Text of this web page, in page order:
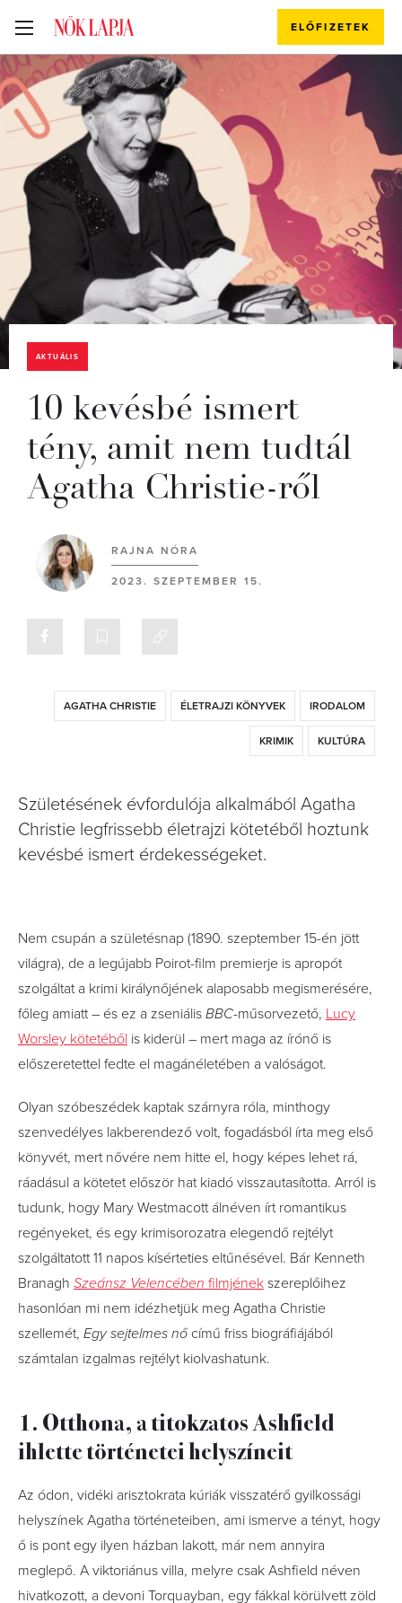
ELŐFIZETEK
AKTUÁLIS
10 kevésbé ismert
tény, amit nem tudtál
Agatha Christie-ről
RAJNA NÓRA
2023. SZEPTEMBER 15.
AGATHA CHRISTIE ÉLETRAJZI KÖNYVEK IRODALOM
KRIMIK KULTÚRA
Születésének évfordulója alkalmából Agatha
Christie legfrissebb életrajzi kötetéből hoztunk
kevésbé ismert érdekességeket.
Nem csupán a születésnap (1890. szeptember 15-én jött
világra), de a legújabb Poirot-film premierje is apropót
szolgáltat a krimi királynőjének alaposabb megismerésére,
főleg amiatt – és ez a zseniális BBC-műsorvezető, Lucy
Worsley kötetéből is kiderül – mert maga az írónő is
előszeretettel fedte el magánéletében a valóságot.
Olyan szóbeszédek kaptak szárnyra róla, minthogy
szenvedélyes lakberendező volt, fogadásból írta meg első
könyvét, mert nővére nem hitte el, hogy képes lehet rá,
ráadásul a kötetet először hat kiadó visszautasította. Arról is
tudunk, hogy Mary Westmacott álnéven írt romantikus
regényeket, és egy krimisorozatra elegendő rejtélyt
szolgáltatott 11 napos kísérteties eltűnésével. Bár Kenneth
Branagh Szeánsz Velencében filmjének szereplőihez
hasonlóan mi nem idézhetjük meg Agatha Christie
szellemét, Egy sejtelmes nő című friss biográfiájából
számtalan izgalmas rejtélyt kiolvashatunk.
1. Otthona, a titokzatos Ashfield
ihlette történetei helyszíneit
Az ódon, vidéki arisztokrata kúriák visszatérő gyilkossági
helyszínek Agatha történeteiben, ami ismerve a tényt, hogy
ő is pont egy ilyen házban lakott, már nem annyira
meglepő. A viktoriánus villa, melyre csak Ashfield néven
hivatkozott, a devoni Torquayban, egy fákkal körülvett zöld